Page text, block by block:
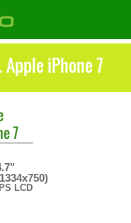
iPhone 7
7
IPS LCD